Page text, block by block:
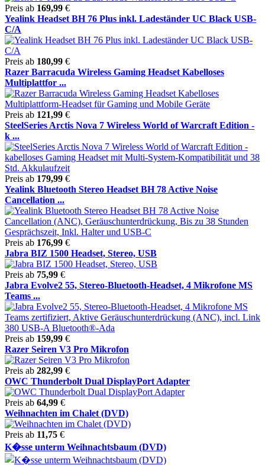
Preis ab 169,99 €
Yealink Headset BH 76 Plus inkl. Ladeständer UC Black USB-
C/A
Preis ab 180,99 €
Razer Barracuda Wireless Gaming Headset Kabelloses
Multiplattfor ...
Preis ab 121,99 €
SteelSeries Arctis Nova 7 Wireless World of Warcraft Edition -
k ...
Preis ab 179,99 €
Yealink Bluetooth Stereo Headset BH 78 Active Noise
Cancellation ...
Preis ab 176,99 €
Jabra BIZ 1500 Headset, Stereo, USB
Preis ab 75,99 €
Jabra Evolve2 55, Stereo-Bluetooth-Headset, 4 Mikrofone MS
Teams ...
Preis ab 159,99 €
Razer Seiren V3 Pro Mikrofon
Preis ab 282,99 €
OWC Thunderbolt Dual DisplayPort Adapter
Preis ab 64,99 €
Weihnachten im Chalet (DVD)
Preis ab 11,75 €
K�sse unterm Weihnachtsbaum (DVD)